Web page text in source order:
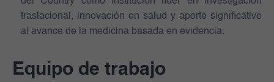
traslacional, innovación en salud y aporte significativo
al avance de la medicina basada en evidencia.
Equipo de trabajo